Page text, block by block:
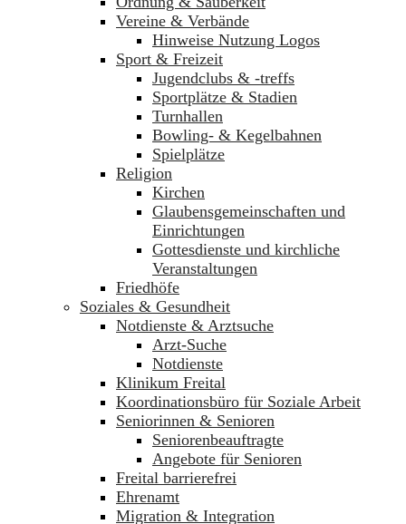
Vereine & Verbände
Hinweise Nutzung Logos
Sport & Freizeit
Jugendclubs & -treffs
Sportplätze & Stadien
Turnhallen
Bowling- & Kegelbahnen
Spielplätze
Religion
Kirchen
Glaubensgemeinschaften und
Einrichtungen
Gottesdienste und kirchliche
Veranstaltungen
Friedhöfe
Soziales & Gesundheit
Notdienste & Arztsuche
Arzt-Suche
Notdienste
Klinikum Freital
Koordinationsbüro für Soziale Arbeit
Seniorinnen & Senioren
Seniorenbeauftragte
Angebote für Senioren
Freital barrierefrei
Ehrenamt
Migration & Integration